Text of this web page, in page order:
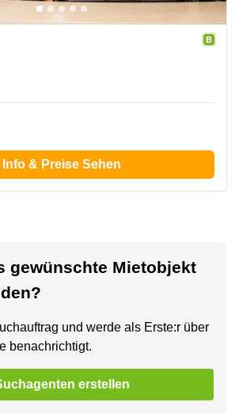
Info & Preise Sehen
gewünschte Mietobjekt
und werde als Erste:r über
benachrichtigt.
erstellen